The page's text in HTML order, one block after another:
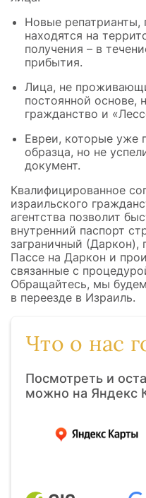
Новые репатрианты,
находятся на
получения – в
прибытия.
Лица, не
постоянной основе,
гражданство и
Евреи, которые уже
образца, но не
документ.
Квалифицированное
израильского
агентства позволит
внутренний паспорт
заграничный (Даркон),
Пассе на Даркон и
связанные с
Обращайтесь, мы
в переезде в Израиль.
Что о нас
Посмотреть и
можно на Яндекс